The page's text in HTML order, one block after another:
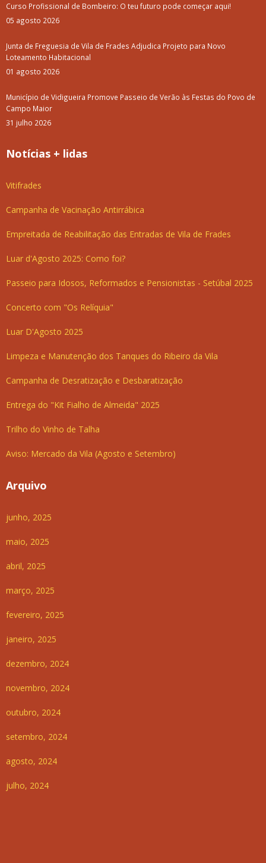
Curso Profissional de Bombeiro: O teu futuro pode começar aqui!
05 agosto 2026
Junta de Freguesia de Vila de Frades Adjudica Projeto para Novo
Loteamento Habitacional
01 agosto 2026
Município de Vidigueira Promove Passeio de Verão às Festas do Povo de
Campo Maior
31 julho 2026
Notícias + lidas
Vitifrades
Campanha de Vacinação Antirrábica
Empreitada de Reabilitação das Entradas de Vila de Frades
Luar d'Agosto 2025: Como foi?
Passeio para Idosos, Reformados e Pensionistas - Setúbal 2025
Concerto com "Os Relíquia"
Luar D'Agosto 2025
Limpeza e Manutenção dos Tanques do Ribeiro da Vila
Campanha de Desratização e Desbaratização
Entrega do "Kit Fialho de Almeida" 2025
Trilho do Vinho de Talha
Aviso: Mercado da Vila (Agosto e Setembro)
Arquivo
junho, 2025
maio, 2025
abril, 2025
março, 2025
fevereiro, 2025
janeiro, 2025
dezembro, 2024
novembro, 2024
outubro, 2024
setembro, 2024
agosto, 2024
julho, 2024